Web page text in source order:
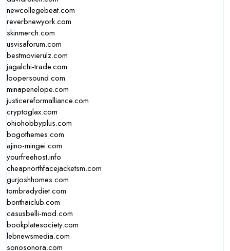
newcollegebeat.com
reverbnewyork.com
skinmerch.com
usvisaforum.com
bestmovierulz.com
jagalchi-trade.com
loopersound.com
minapenelope.com
justicereformalliance.com
cryptoglax.com
ohiohobbyplus.com
bogothemes.com
ajino-mingei.com
yourfreehost.info
cheapnorthfacejacketsm.com
gurjoshhomes.com
tombradydiet.com
bonthaiclub.com
casusbelli-mod.com
bookplatesociety.com
lebnewsmedia.com
sonosonora.com